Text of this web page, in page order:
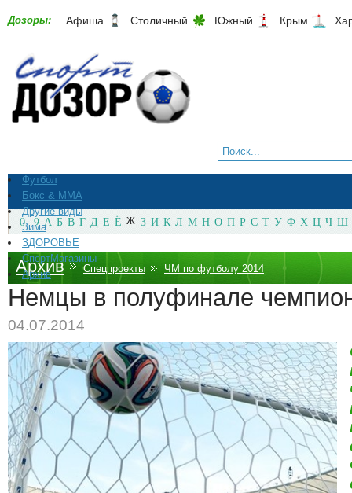
Дозоры: Афиша Столичный Южный Крым
Футбол
Бокс & ММА
Другие виды
Зима
ЗДОРОВЬЕ
СпортМагазины
Архив
0 - 9 А Б В Г Д Е Ё Ж З И К Л М Н О П Р С Т У Ф Х Ц Ч Ш
Архив Спецпроекты ЧМ по футболу 2014
Немцы в полуфинале
04.07.2014